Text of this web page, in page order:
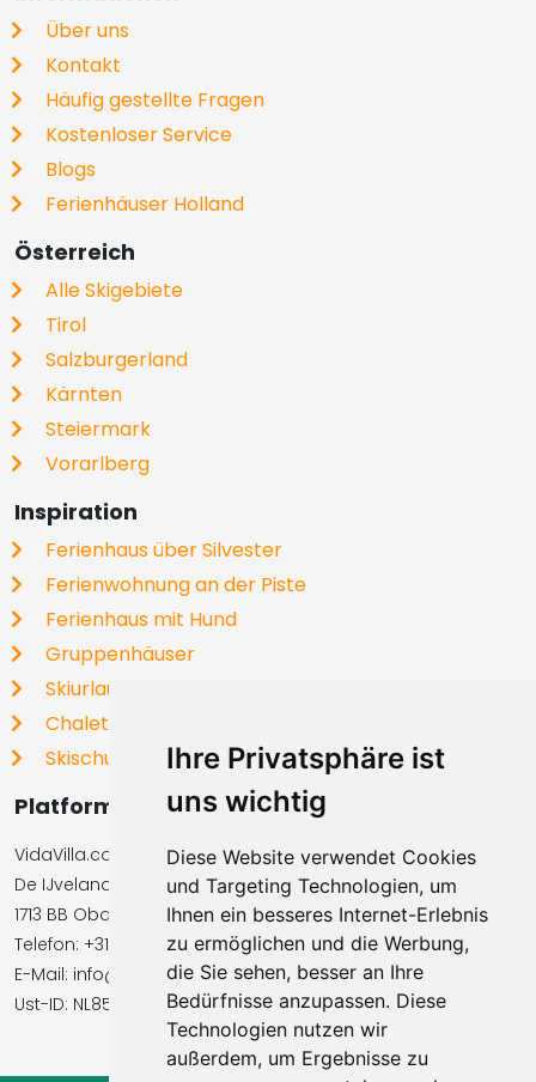
Ihre Privatsphäre ist
uns wichtig
Diese Website verwendet Cookies
und Targeting Technologien, um
Ihnen ein besseres Internet-Erlebnis
zu ermöglichen und die Werbung,
die Sie sehen, besser an Ihre
Bedürfnisse anzupassen. Diese
Technologien nutzen wir
außerdem, um Ergebnisse zu
Über uns
Kontakt
Häufig gestellte Fragen
Kostenloser Service
Blogs
Ferienhäuser Holland
Österreich
Alle Skigebiete
Tirol
Salzburgerland
Kärnten
Steiermark
Vorarlberg
Inspiration
Ferienhaus über Silvester
Ferienwohnung an der Piste
Ferienhaus mit Hund
Gruppenhäuser
Skiurlaub
Chalets
Skischulen
Platformbetreiber
VidaVilla.com BV
De IJvelandssloot 20
1713 BB Obdam, Niederlande
Telefon: +31854016545
E-Mail: info@vidavilla.com
Ust-ID: NL855781919B01